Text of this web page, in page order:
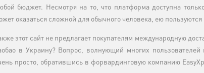
бюджет. Несмотря на то, что платформа доступна
оказаться сложной для обычного человека, ею пользуются
этот сайт не предлагает покупателям международную
в Украину? Вопрос, волнующий многих пользователей
просто, обратившись в форвардинговую компанию